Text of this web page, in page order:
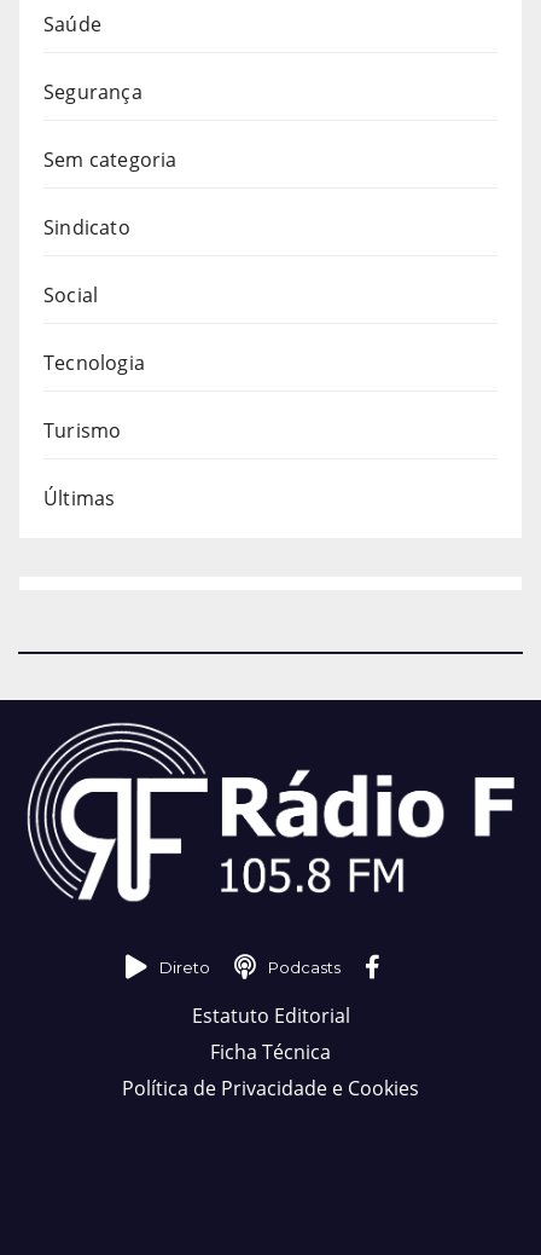
Saúde
Segurança
Sem categoria
Sindicato
Social
Tecnologia
Turismo
Últimas
Direto Podcasts
Estatuto Editorial
Ficha Técnica
Política de Privacidade e Cookies